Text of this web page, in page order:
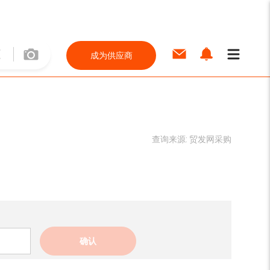
成为供应商
查询来源: 贸发网采购
确认